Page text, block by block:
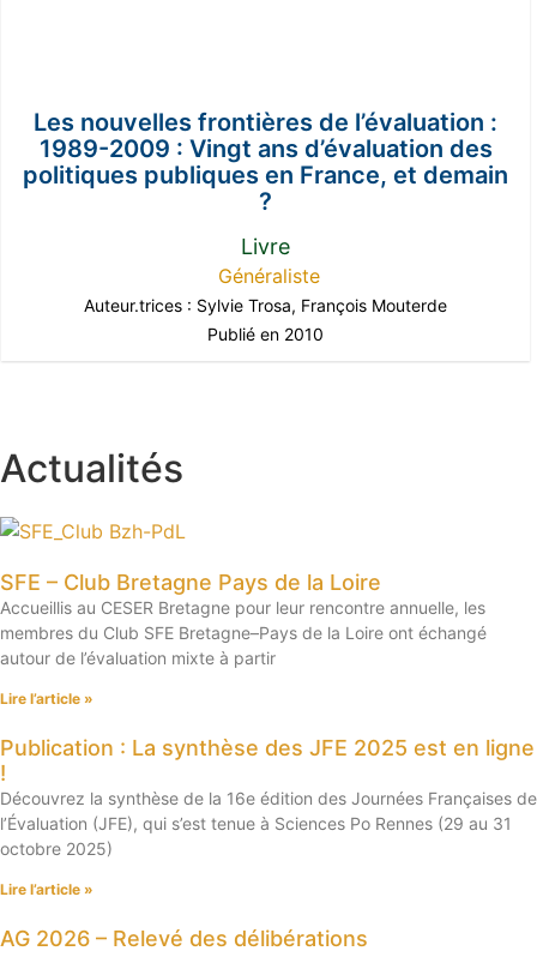
Les nouvelles frontières de l’évaluation :
1989-2009 : Vingt ans d’évaluation des
politiques publiques en France, et demain
?
Livre
Généraliste
Auteur.trices : Sylvie Trosa, François Mouterde
Publié en 2010
Actualités
SFE – Club Bretagne Pays de la Loire
Accueillis au CESER Bretagne pour leur rencontre annuelle, les
membres du Club SFE Bretagne–Pays de la Loire ont échangé
autour de l’évaluation mixte à partir
Lire l’article »
Publication : La synthèse des JFE 2025 est en ligne
!
Découvrez la synthèse de la 16e édition des Journées Françaises de
l’Évaluation (JFE), qui s’est tenue à Sciences Po Rennes (29 au 31
octobre 2025)
Lire l’article »
AG 2026 – Relevé des délibérations